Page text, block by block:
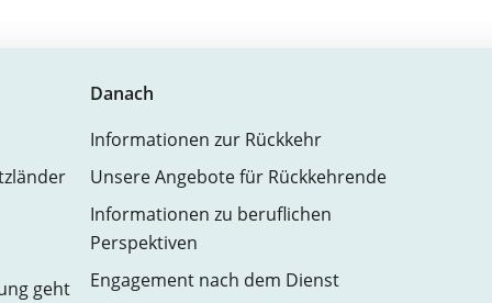
geht
Danach
Informationen zur Rückkehr
Unsere Angebote für Rückkehrende
Informationen zu beruflichen
Perspektiven
Engagement nach dem Dienst